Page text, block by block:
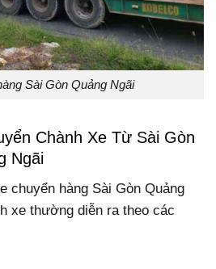
Sài Gòn Quảng Ngãi
Chành Xe Từ Sài Gòn
Ngãi
chuyển hàng Sài Gòn Quảng
xe thường diễn ra theo các